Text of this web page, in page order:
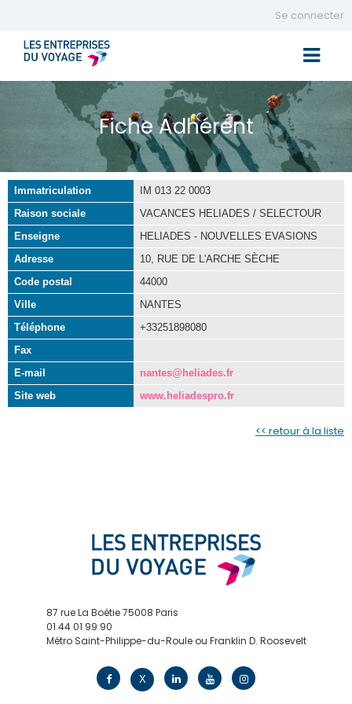
Se connecter
Fiche Adhérent
Immatriculation
IM 013 22 0003
Raison sociale
VACANCES HELIADES / SELECTOUR
Enseigne
HELIADES - NOUVELLES EVASIONS
Adresse
10, RUE DE L'ARCHE SÈCHE
Code postal
44000
Ville
NANTES
Téléphone
+33251898080
Fax
E-mail
nantes@heliades.fr
Site web
www.heliadespro.fr
<< retour à la liste
87 rue La Boétie 75008 Paris
01 44 01 99 90
Métro Saint-Philippe-du-Roule ou Franklin D. Roosevelt
X